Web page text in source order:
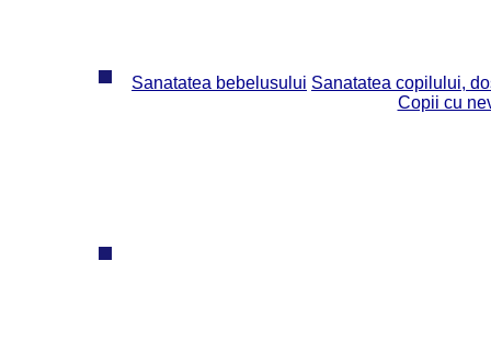
Sanatatea bebelusului Sanatatea copilului,
Copii cu